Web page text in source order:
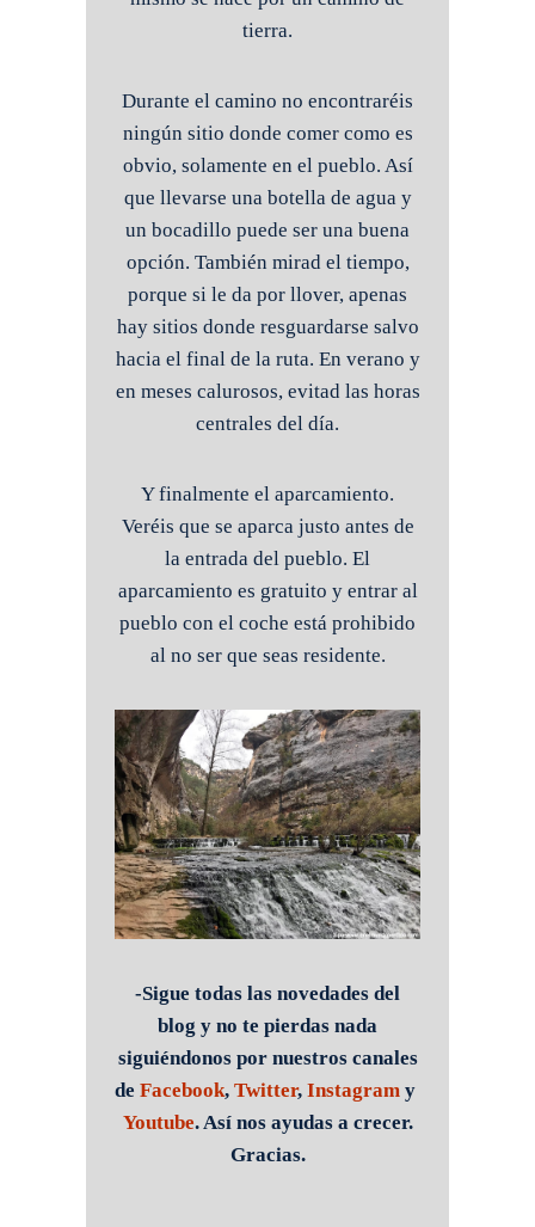
tierra.
Durante el camino no encontraréis
ningún sitio donde comer como es
obvio, solamente en el pueblo. Así
que llevarse una botella de agua y
un bocadillo puede ser una buena
opción. También mirad el tiempo,
porque si le da por llover, apenas
hay sitios donde resguardarse salvo
hacia el final de la ruta. En verano y
en meses calurosos, evitad las horas
centrales del día.
Y finalmente el aparcamiento.
Veréis que se aparca justo antes de
la entrada del pueblo. El
aparcamiento es gratuito y entrar al
pueblo con el coche está prohibido
al no ser que seas residente.
-Sigue todas las novedades del
blog y no te pierdas nada
siguiéndonos por nuestros canales
de Facebook, Twitter, Instagram y
Youtube. Así nos ayudas a crecer.
Gracias.